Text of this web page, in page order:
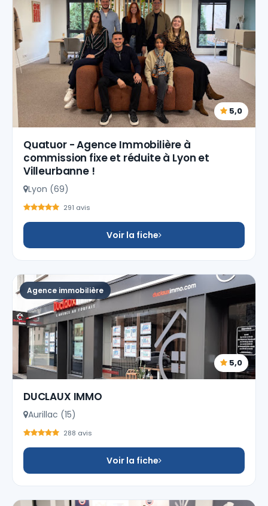
5,0
Quatuor - Agence Immobilière à
commission fixe et réduite à Lyon et
Villeurbanne !
Lyon (69)
291 avis
Voir la fiche
Agence immobilière
5,0
DUCLAUX IMMO
Aurillac (15)
288 avis
Voir la fiche